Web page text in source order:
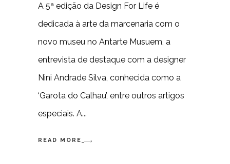
A 5ª edição da Design For Life é
dedicada à arte da marcenaria com o
novo museu no Antarte Musuem, a
entrevista de destaque com a designer
Nini Andrade Silva, conhecida como a
‘Garota do Calhau’, entre outros artigos
especiais. A
READ MORE